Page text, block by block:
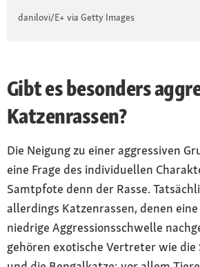
danilovi/E+ via Getty Images
Gibt es besonders
Katzenrassen?
Die Neigung zu einer aggressiven
eine Frage des individuellen
Samtpfote denn der Rasse.
allerdings Katzenrassen, denen
niedrige Aggressionsschwelle
gehören exotische Vertreter wie die